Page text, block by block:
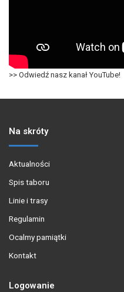
>> Odwiedź nasz kanał YouTube!
Na skróty
Aktualności
Spis taboru
Linie i trasy
Regulamin
Ocalmy pamiątki
Kontakt
Logowanie